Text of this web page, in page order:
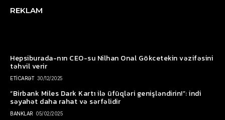
REKLAM
Hepsiburada-nın CEO-su Nilhan Onal Gökcetekin vəzifəsini
təhvil verir
ETİCARƏT 30/12/2025
“Birbank Miles Dark Kartı ilə üfüqləri genişləndirin!”: indi
səyahət daha rahat və sərfəlidir
BANKLAR 05/02/2025